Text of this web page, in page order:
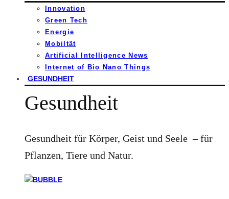
Innovation
Green Tech
Energie
Mobiltät
Artificial Intelligence News
Internet of Bio Nano Things
GESUNDHEIT
Gesundheit
Gesundheit für Körper, Geist und Seele – für
Pflanzen, Tiere und Natur.